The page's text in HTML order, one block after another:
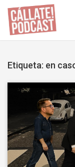
Etiqueta: en